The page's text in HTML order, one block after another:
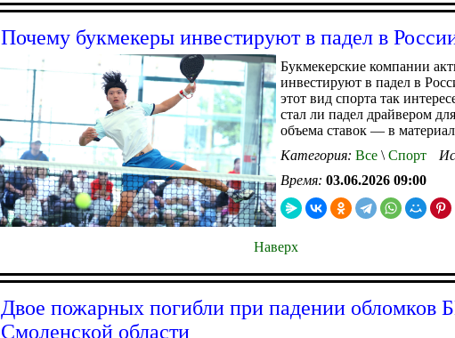
Почему букмекеры инвестируют в падел в
Букмекерские компании
инвестируют в падел в
этот вид спорта так
стал ли падел драйвером
объема ставок — в
Категория: Все \ Спорт
Время: 03.06.2026 09:00
Наверх
Двое пожарных погибли при падении обломков
Смоленской области